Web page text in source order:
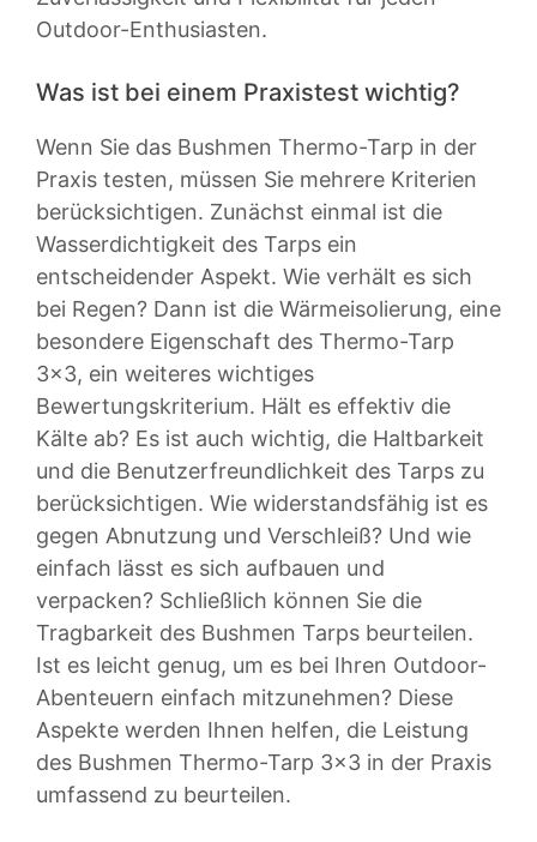
Outdoor-Enthusiasten.
Was ist bei einem Praxistest wichtig?
Wenn Sie das Bushmen Thermo-Tarp in der
Praxis testen, müssen Sie mehrere Kriterien
berücksichtigen. Zunächst einmal ist die
Wasserdichtigkeit des Tarps ein
entscheidender Aspekt. Wie verhält es sich
bei Regen? Dann ist die Wärmeisolierung, eine
besondere Eigenschaft des Thermo-Tarp
3×3, ein weiteres wichtiges
Bewertungskriterium. Hält es effektiv die
Kälte ab? Es ist auch wichtig, die Haltbarkeit
und die Benutzerfreundlichkeit des Tarps zu
berücksichtigen. Wie widerstandsfähig ist es
gegen Abnutzung und Verschleiß? Und wie
einfach lässt es sich aufbauen und
verpacken? Schließlich können Sie die
Tragbarkeit des Bushmen Tarps beurteilen.
Ist es leicht genug, um es bei Ihren Outdoor-
Abenteuern einfach mitzunehmen? Diese
Aspekte werden Ihnen helfen, die Leistung
des Bushmen Thermo-Tarp 3×3 in der Praxis
umfassend zu beurteilen.